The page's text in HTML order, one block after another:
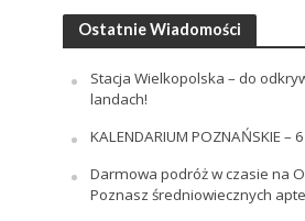
Ostatnie Wiadomości
Stacja Wielkopolska – do
landach!
KALENDARIUM POZNAŃSKIE –
Darmowa podróż w czasie na
Poznasz średniowiecznych